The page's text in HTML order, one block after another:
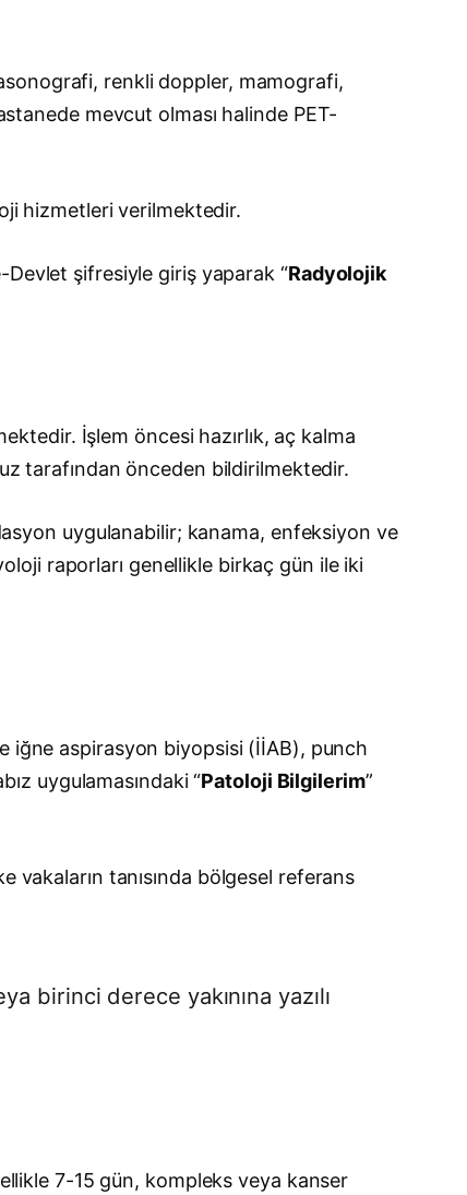
renkli doppler, mamografi,
mevcut olması halinde PET-
hizmetleri verilmektedir.
Devlet şifresiyle giriş yaparak “Radyolojik
İşlem öncesi hazırlık, aç kalma
tarafından önceden bildirilmektedir.
uygulanabilir; kanama, enfeksiyon ve
raporları genellikle birkaç gün ile iki
iğne aspirasyon biyopsisi (İİAB), punch
uygulamasındaki “Patoloji Bilgilerim”
vakaların tanısında bölgesel referans
birinci derece yakınına yazılı
7-15 gün, kompleks veya kanser